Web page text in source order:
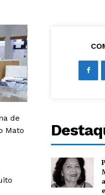
de
Mato